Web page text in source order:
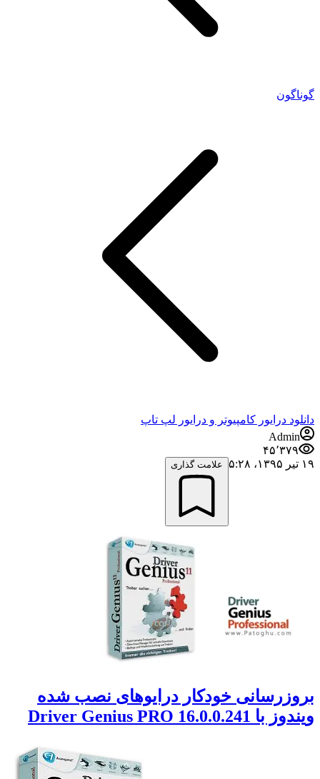
گوناگون
دانلود درایور کامپیوتر و درایور لپ تاپ
Admin
۴۵٬۳۷۹
۱۹ تیر ۱۳۹۵،‏ ۵:۲۸
علامت گذاری
بروزرسانی خودکار درایوهای نصب شده
ویندوز با Driver Genius PRO 16.0.0.241